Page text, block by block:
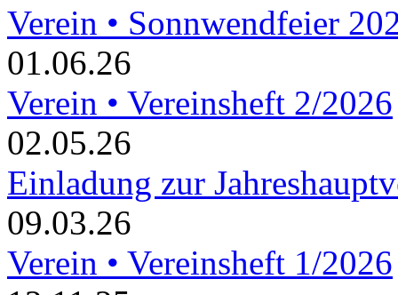
Verein • Sonnwendfeier
01.06.26
Verein • Vereinsheft 2/2026
02.05.26
Einladung zur
09.03.26
Verein • Vereinsheft 1/2026